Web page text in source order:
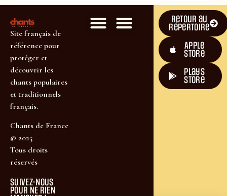
Site français de
référence pour
protéger et
découvrir les
chants populaires
et traditionnels
français.
Chants de France
© 2025
Tous droits
réservés
SUIVEZ-NOUS
POUR NE RIEN
Retour au
répertoire
Apple
Store
plays
store